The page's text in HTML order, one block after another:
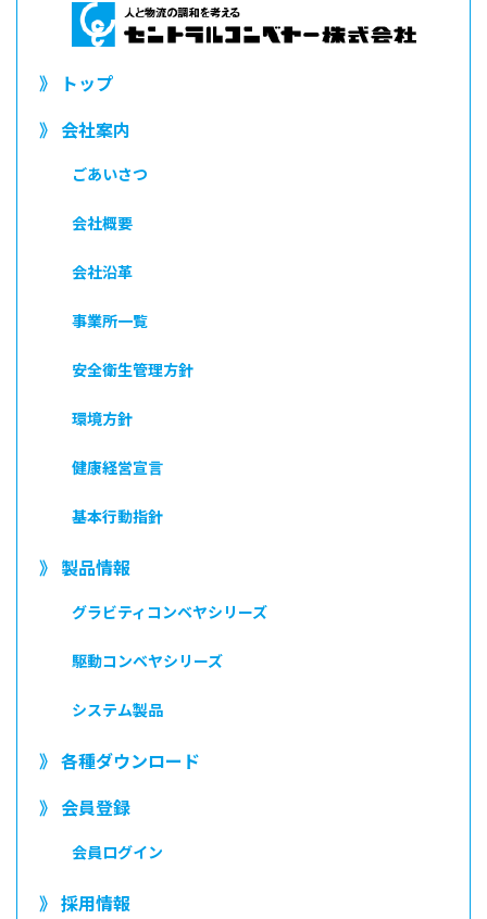
》 トップ
》 会社案内
ごあいさつ
会社概要
会社沿革
事業所一覧
安全衛生管理方針
環境方針
健康経営宣言
基本行動指針
》 製品情報
グラビティコンベヤシリーズ
駆動コンベヤシリーズ
システム製品
》 各種ダウンロード
》 会員登録
会員ログイン
》 採用情報